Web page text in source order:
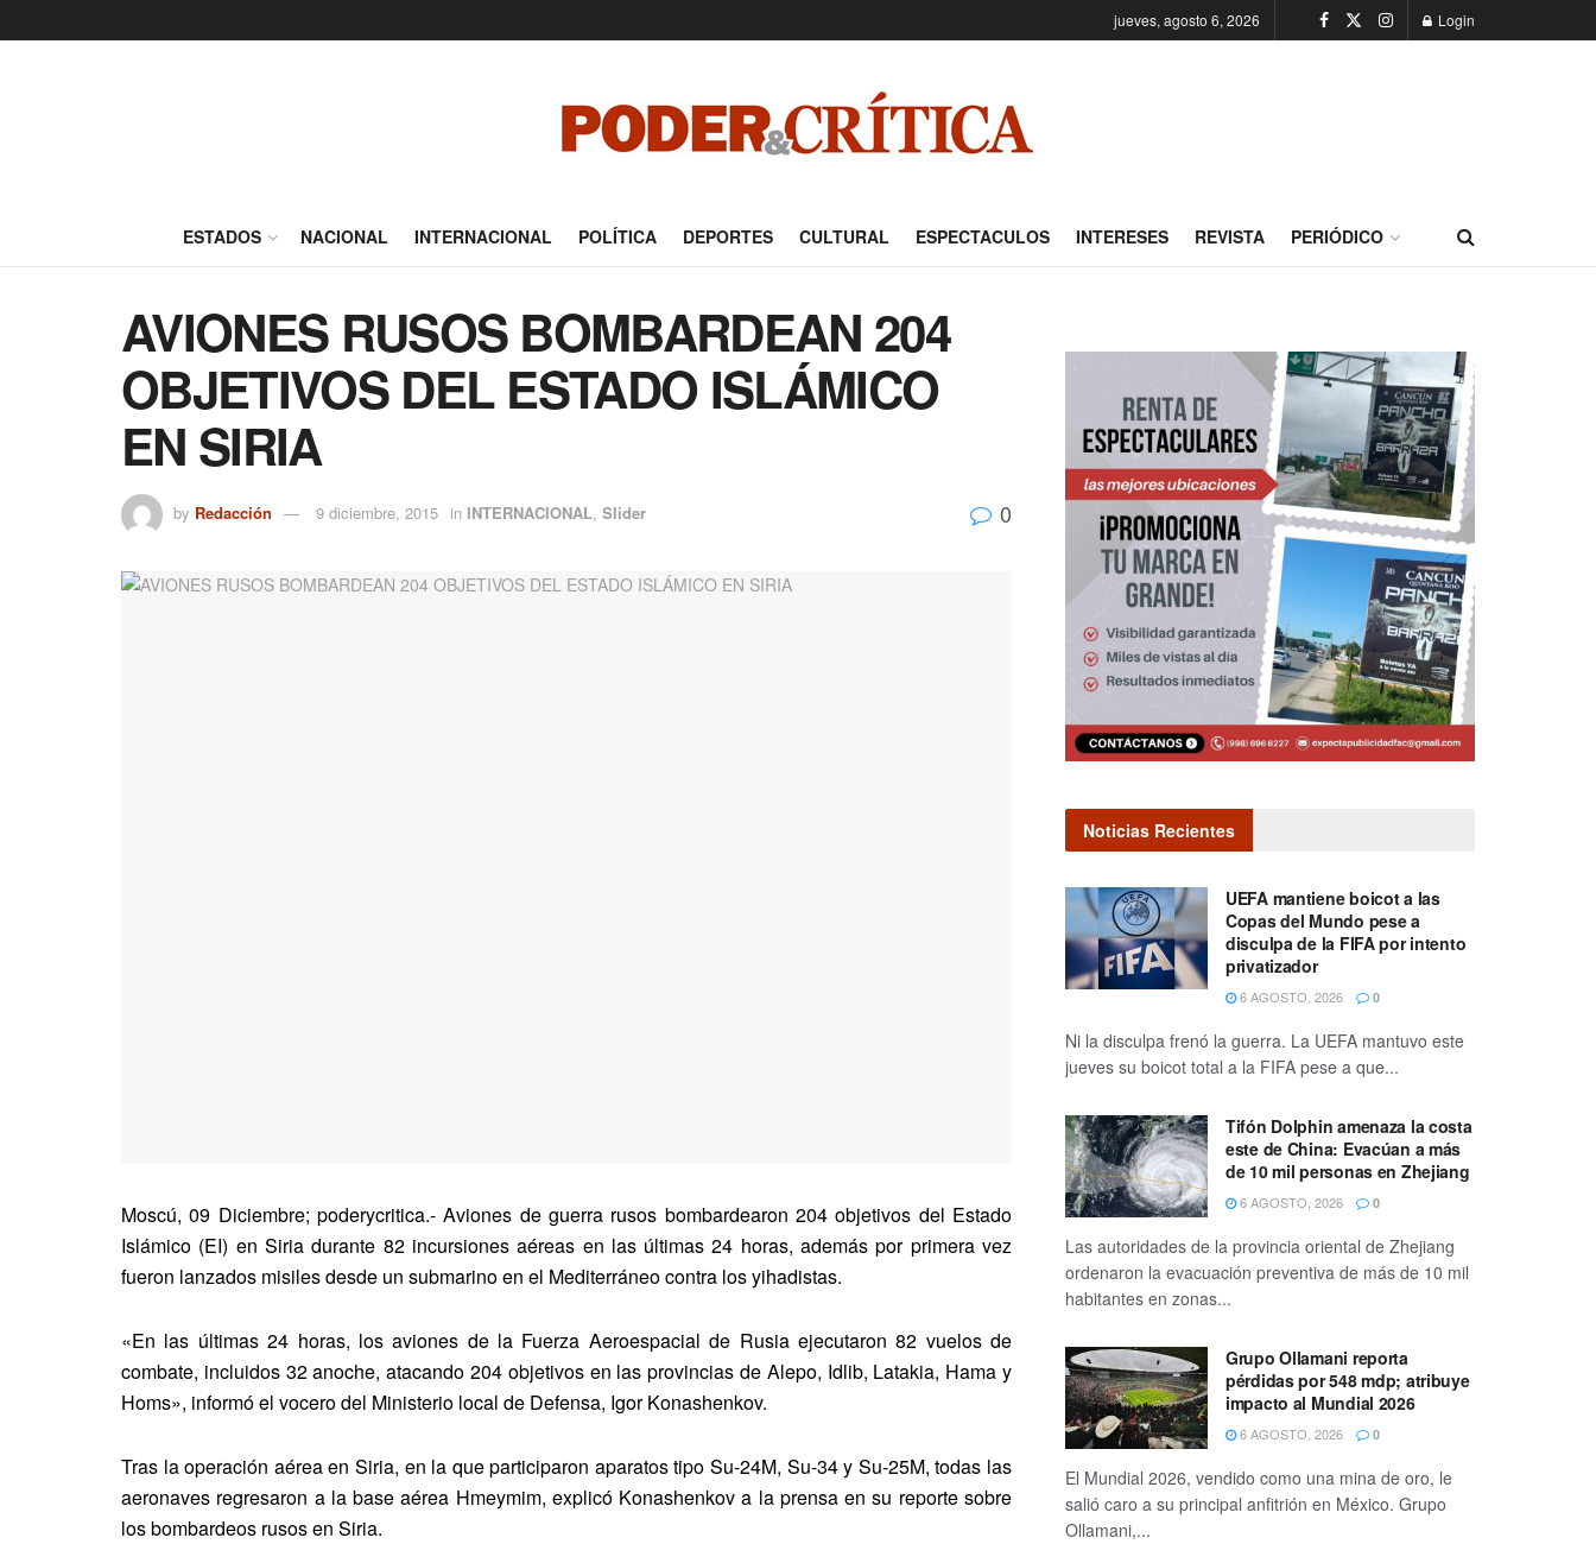
jueves, agosto 6, 2026 Login
ESTADOS NACIONAL INTERNACIONAL POLÍTICA DEPORTES CULTURAL ESPECTACULOS INTERESES REVISTA PERIÓDICO
AVIONES RUSOS BOMBARDEAN 204
OBJETIVOS DEL ESTADO ISLÁMICO
EN SIRIA
by Redacción 9 diciembre, 2015 in INTERNACIONAL, Slider 0
Moscú, 09 Diciembre; poderycritica.- Aviones de guerra rusos bombardearon 204 objetivos del Estado
Islámico (EI) en Siria durante 82 incursiones aéreas en las últimas 24 horas, además por primera vez
fueron lanzados misiles desde un submarino en el Mediterráneo contra los yihadistas.
«En las últimas 24 horas, los aviones de la Fuerza Aeroespacial de Rusia ejecutaron 82 vuelos de
combate, incluidos 32 anoche, atacando 204 objetivos en las provincias de Alepo, Idlib, Latakia, Hama y
Homs», informó el vocero del Ministerio local de Defensa, Igor Konashenkov.
Tras la operación aérea en Siria, en la que participaron aparatos tipo Su-24M, Su-34 y Su-25M, todas las
aeronaves regresaron a la base aérea Hmeymim, explicó Konashenkov a la prensa en su reporte sobre
los bombardeos rusos en Siria.
Noticias Recientes
UEFA mantiene boicot a las
Copas del Mundo pese a
disculpa de la FIFA por intento
privatizador
6 AGOSTO, 2026 0
Ni la disculpa frenó la guerra. La UEFA mantuvo este
jueves su boicot total a la FIFA pese a que...
Tifón Dolphin amenaza la costa
este de China: Evacúan a más
de 10 mil personas en Zhejiang
6 AGOSTO, 2026 0
Las autoridades de la provincia oriental de Zhejiang
ordenaron la evacuación preventiva de más de 10 mil
habitantes en zonas...
Grupo Ollamani reporta
pérdidas por 548 mdp; atribuye
impacto al Mundial 2026
6 AGOSTO, 2026 0
El Mundial 2026, vendido como una mina de oro, le
salió caro a su principal anfitrión en México. Grupo
Ollamani,...